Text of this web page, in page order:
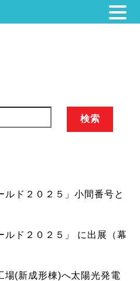
検索
ド２０２５」小間番号と
ルド２０２５」 に出展（幕
(新成形棟)へ太陽光発電